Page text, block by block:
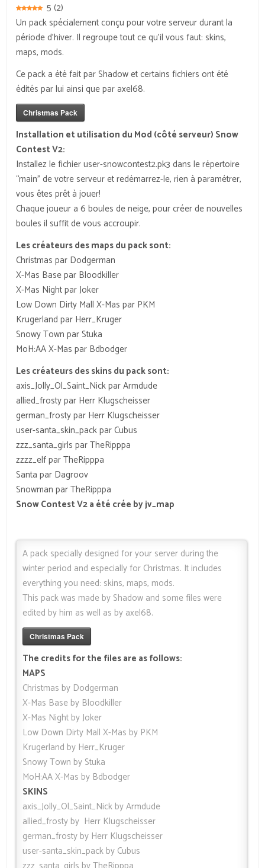
5 (2)
Un pack spécialement conçu pour votre serveur durant la
période d’hiver. Il regroupe tout ce qu’il vous faut: skins,
maps, mods.
Ce pack a été fait par Shadow et certains fichiers ont été
édités par lui ainsi que par axel68.
Christmas Pack
Installation et utilisation du Mod (côté serveur) Snow
Contest V2:
Installez le fichier user-snowcontest2.pk3 dans le répertoire
“main” de votre serveur et redémarrez-le, rien à paramétrer,
vous êtes prêt à jouer!
Chaque joueur a 6 boules de neige, pour créer de nouvelles
boules il suffit de vous accroupir.
Les créateurs des maps du pack sont:
Christmas par Dodgerman
X-Mas Base par Bloodkiller
X-Mas Night par Joker
Low Down Dirty Mall X-Mas par PKM
Krugerland par Herr_Kruger
Snowy Town par Stuka
MoH:AA X-Mas par Bdbodger
Les créateurs des skins du pack sont:
axis_Jolly_Ol_Saint_Nick par Armdude
allied_frosty par Herr Klugscheisser
german_frosty par Herr Klugscheisser
user-santa_skin_pack par Cubus
zzz_santa_girls par TheRipppa
zzzz_elf par TheRipppa
Santa par Dagroov
Snowman par TheRipppa
Snow Contest V2 a été crée by jv_map
A pack specially designed for your server during the
winter period and especially for Christmas. It includes
everything you need: skins, maps, mods.
This pack was made by Shadow and some files were
edited by him as well as by axel68.
Christmas Pack
The credits for the files are as follows:
MAPS
Christmas by Dodgerman
X-Mas Base by Bloodkiller
X-Mas Night by Joker
Low Down Dirty Mall X-Mas by PKM
Krugerland by Herr_Kruger
Snowy Town by Stuka
MoH:AA X-Mas by Bdbodger
SKINS
axis_Jolly_Ol_Saint_Nick by Armdude
allied_frosty by Herr Klugscheisser
german_frosty by Herr Klugscheisser
user-santa_skin_pack by Cubus